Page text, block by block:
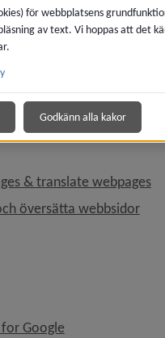
Länk till annan
in
översätta i
& translate webpages
översätta webbsidor
GoogleLänk till annan
för webbplatsens
av text. Vi hoppas att det
Godkänn alla kakor